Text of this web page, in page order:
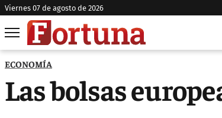
viernes 07 de agosto de 2026
ECONOMÍA
Las bolsas